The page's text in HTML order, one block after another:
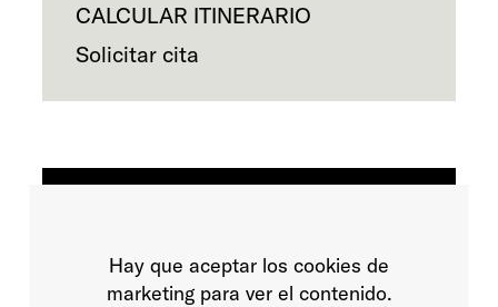
CALCULAR ITINERARIO
Solicitar cita
Hay que aceptar los cookies de
marketing para ver el contenido.